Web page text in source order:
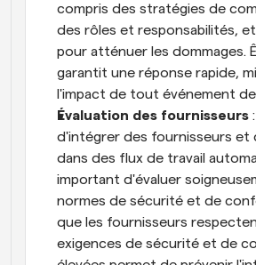
compris des stratégies de
des rôles et responsabilités,
pour atténuer les dommages.
garantit une réponse rapide,
l'impact de tout événement
Évaluation des fournisseurs
d'intégrer des fournisseurs et
dans des flux de travail
important d'évaluer
normes de sécurité et de
que les fournisseurs
exigences de sécurité et de